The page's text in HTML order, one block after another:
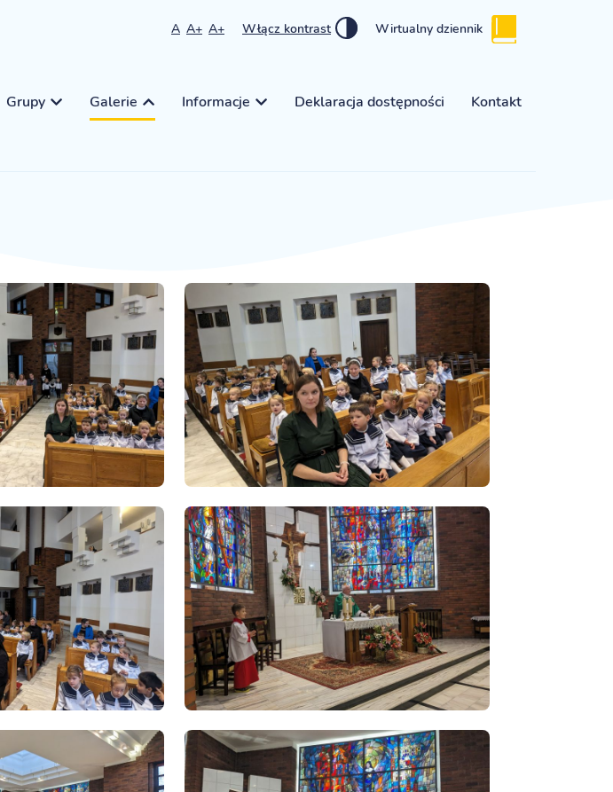
A A+ A+ Włącz kontrast Wirtualny dziennik
Grupy Galerie Informacje Deklaracja dostępności Kontakt